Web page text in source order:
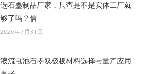
选石墨制品厂家，只查是不是实体工厂就
够了吗？信
2026年7月31日
液流电池石墨双极板材料选择与量产应用